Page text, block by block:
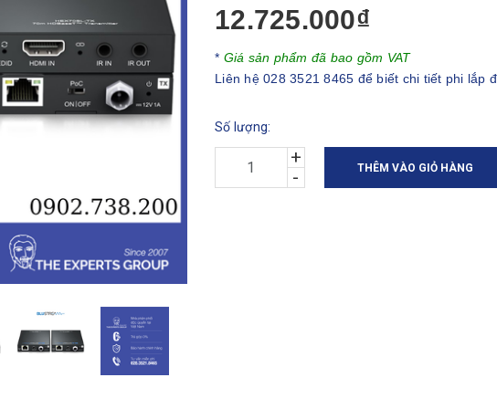
12.725.000₫
* Giá sản phẩm đã bao gồm VAT
Liên hệ 028 3521 8465 để biết chi tiết phi lắp
Số lượng:
+
-
THÊM VÀO GIỎ HÀNG